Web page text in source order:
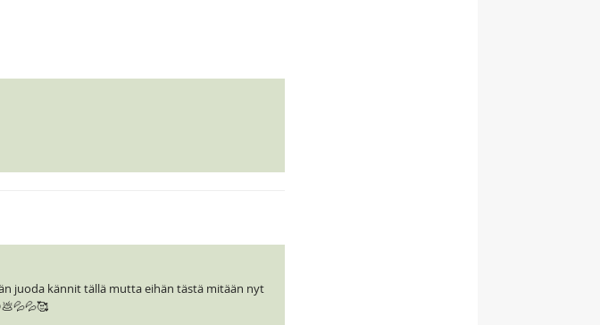
juoda kännit tällä mutta eihän tästä mitään nyt